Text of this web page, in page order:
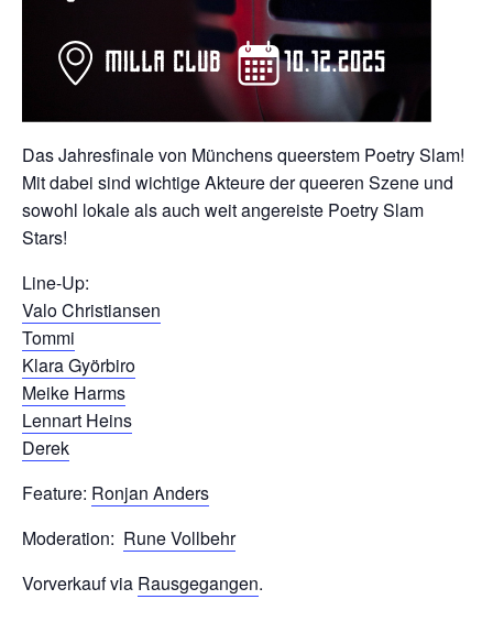
Das Jahresfinale von Münchens queerstem Poetry Slam!
Mit dabei sind wichtige Akteure der queeren Szene und
sowohl lokale als auch weit angereiste Poetry Slam
Stars!
Line-Up:
Valo Christiansen
Tommi
Klara Györbiro
Meike Harms
Lennart Heins
Derek
Feature: Ronjan Anders
Moderation: Rune Vollbehr
Vorverkauf via Rausgegangen.